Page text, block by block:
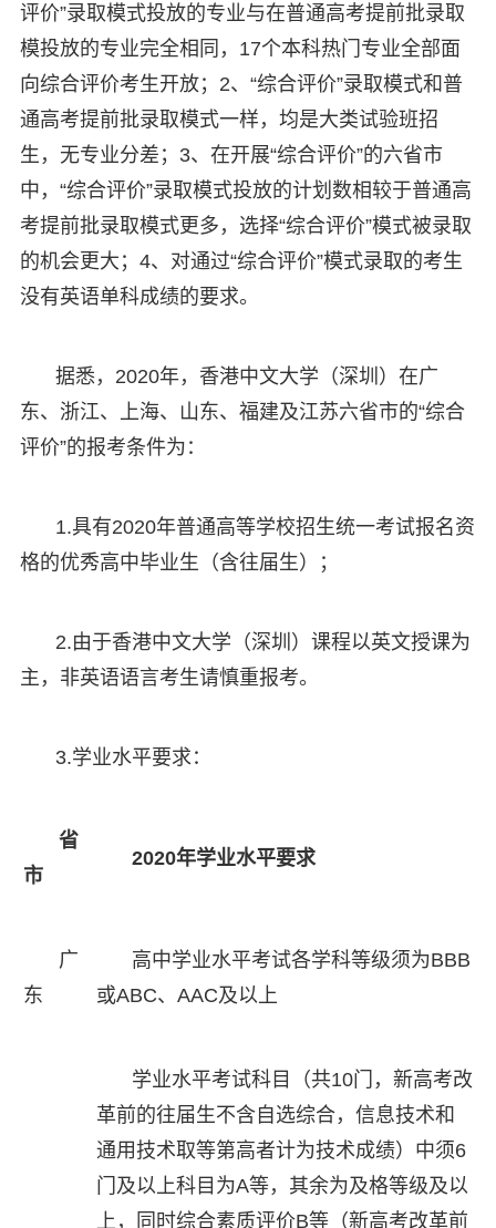
评价”录取模式投放的专业与在普通高考提前批录取
模投放的专业完全相同，17个本科热门专业全部面
向综合评价考生开放；2、“综合评价”录取模式和普
通高考提前批录取模式一样，均是大类试验班招
生，无专业分差；3、在开展“综合评价”的六省市
中，“综合评价”录取模式投放的计划数相较于普通高
考提前批录取模式更多，选择“综合评价”模式被录取
的机会更大；4、对通过“综合评价”模式录取的考生
没有英语单科成绩的要求。
据悉，2020年，香港中文大学（深圳）在广
东、浙江、上海、山东、福建及江苏六省市的“综合
评价”的报考条件为：
1.具有2020年普通高等学校招生统一考试报名资
格的优秀高中毕业生（含往届生）；
2.由于香港中文大学（深圳）课程以英文授课为
主，非英语语言考生请慎重报考。
3.学业水平要求：
省
市
2020年学业水平要求
广
东
高中学业水平考试各学科等级须为BBB
或ABC、AAC及以上
学业水平考试科目（共10门，新高考改
革前的往届生不含自选综合，信息技术和
通用技术取等第高者计为技术成绩）中须6
门及以上科目为A等，其余为及格等级及以
上，同时综合素质评价B等（新高考改革前